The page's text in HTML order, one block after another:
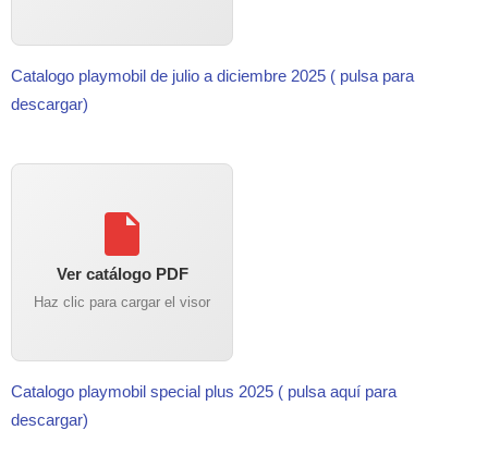
Catalogo playmobil de julio a diciembre 2025 ( pulsa para
descargar)
Ver catálogo PDF
Haz clic para cargar el visor
Catalogo playmobil special plus 2025 ( pulsa aquí para
descargar)